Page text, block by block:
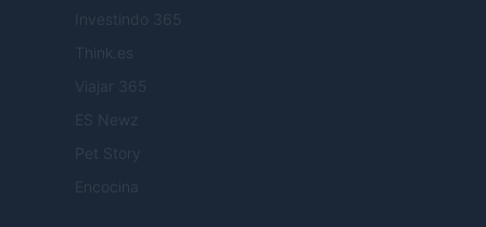
Investindo 365
Think.es
Viajar 365
ES Newz
Pet Story
Encocina